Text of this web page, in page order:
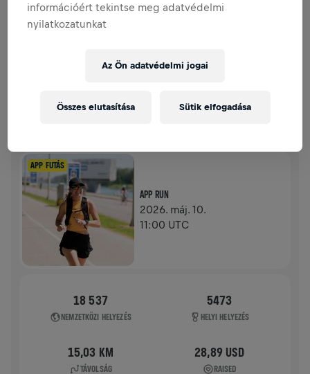
ADOMÁNYGYŰJTÉS
gerincvelő‑kutatásra fordítják.
APP FUTÁS
APP RUN
2026. máj. 10.
11:00 UTC
18 537
NEMZETKÖZI HELYEZÉS
5473
HELYI HELYEZÉS
15,03 KM
TÁVOLSÁG
28,89 USD
RAISED
információért tekintse meg adatvédelmi
nyilatkozatunkat
Az Ön adatvédelmi jogai
Összes elutasítása Sütik elfogadása